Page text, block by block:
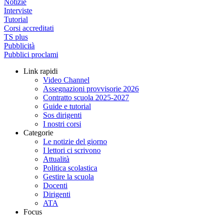
Notizie
Interviste
Tutorial
Corsi accreditati
TS plus
Pubblicità
Pubblici proclami
Link rapidi
Video Channel
Assegnazioni provvisorie 2026
Contratto scuola 2025-2027
Guide e tutorial
Sos dirigenti
I nostri corsi
Categorie
Le notizie del giorno
I lettori ci scrivono
Attualità
Politica scolastica
Gestire la scuola
Docenti
Dirigenti
ATA
Focus